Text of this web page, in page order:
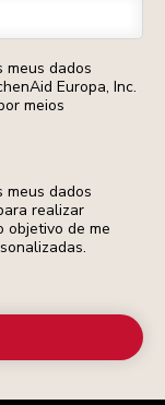
dados
Europa, Inc.
meios
dados
realizar
objetivo de me